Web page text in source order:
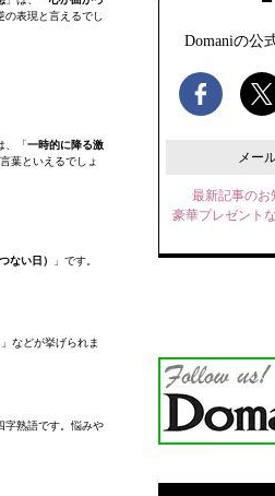
表現と言えるでし
、「一時的に降る激
葉といえるでしょ
ない日）
」です。
」などが挙げられま
字熟語です。悩みや
Domaniの公
メー
最新記事のお
豪華プレゼント